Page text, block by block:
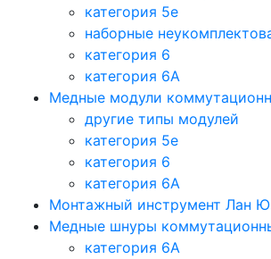
категория 5e
наборные
категория 6
категория 6A
Медные модули
другие типы модулей
категория 5е
категория 6
категория 6A
Монтажный инструмент Лан
Медные шнуры
категория 6A